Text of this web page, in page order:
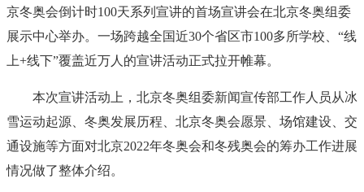
京冬奥会倒计时100天系列宣讲的首场宣讲会在北京冬奥组委
展示中心举办。一场跨越全国近30个省区市100多所学校、“线
上+线下”覆盖近万人的宣讲活动正式拉开帷幕。
本次宣讲活动上，北京冬奥组委新闻宣传部工作人员从冰
雪运动起源、冬奥发展历程、北京冬奥会愿景、场馆建设、交
通设施等方面对北京2022年冬奥会和冬残奥会的筹办工作进展
情况做了整体介绍。